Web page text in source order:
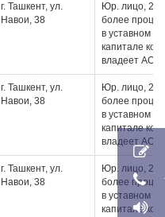
г. Ташкент, ул.
Навои, 38
Юр. лицо, 20
более
в уставном
капитале
владеет АО
г. Ташкент, ул.
Навои, 38
Юр. лицо, 20
более
в уставном
капитале
владеет АО
г. Ташкент, ул.
Навои, 38
Юр. лицо, 20
более
в уставном
капитале